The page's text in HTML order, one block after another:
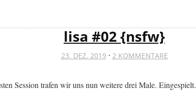
lisa #02 {nsfw}
23. DEZ. 2019 · 2 KOMMENTARE
Session trafen wir uns nun weitere drei Male. Eingespielt.